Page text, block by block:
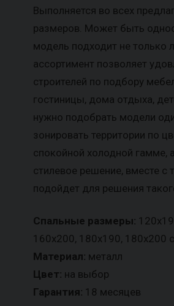
Выполняется во всех
размеров. Может быть
модель подходит не только
ассортимент позволяет
строителей по подбору
гостиницы, дома отдыха,
нужно подобрать модели
зонировать территории по
спокойной холодной гамме,
стилевое решение, вместе с
подойдет для решения
Спальные размеры:
160х200, 180х190, 180х200
Материал: металл
Цвет: на выбор
Гарантия: 18 месяцев